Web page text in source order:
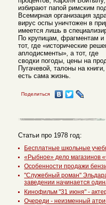
избирают папой римским
Всемирная организация
вирус оспы уничтожен в
имеется лишь в
По крупицам, фрагментам и
тот, где «исторические
аплодисменты», а тот, где
сводки погоды, цены на
Пугачевой, талоны на
есть сама жизнь.
Поделиться
Статьи про 1978 год:
Бесплатные школьные
«Рыбное» дело магазинов
Особенности продажи
"Служебный роман"
заведении начинается
Кинофильм "31 июня" -
Очереди - неизменный